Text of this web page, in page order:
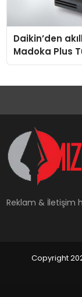
Daikin’den
Madoka Plus
Reklam & İletişim
Copyright